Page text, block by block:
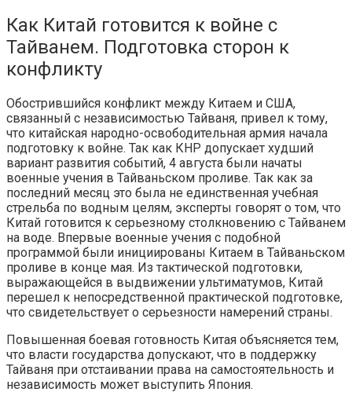
Как Китай готовится к войне с
Тайванем. Подготовка сторон к
конфликту
Обострившийся конфликт между Китаем и США,
связанный с независимостью Тайваня, привел к тому,
что китайская народно-освободительная армия начала
подготовку к войне. Так как КНР допускает худший
вариант развития событий, 4 августа были начаты
военные учения в Тайваньском проливе. Так как за
последний месяц это была не единственная учебная
стрельба по водным целям, эксперты говорят о том, что
Китай готовится к серьезному столкновению с Тайванем
на воде. Впервые военные учения с подобной
программой были инициированы Китаем в Тайваньском
проливе в конце мая. Из тактической подготовки,
выражающейся в выдвижении ультиматумов, Китай
перешел к непосредственной практической подготовке,
что свидетельствует о серьезности намерений страны.
Повышенная боевая готовность Китая объясняется тем,
что власти государства допускают, что в поддержку
Тайваня при отстаивании права на самостоятельность и
независимость может выступить Япония.